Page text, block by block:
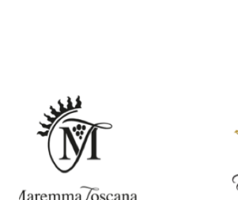
abbracciando invece i principi del
meraviglia, l'ostentazione della tecnica e
sorprendente. Marino visse in un'epoca
cambiamenti culturali e sociali, e la sua
complessità. L'Adone è un poema